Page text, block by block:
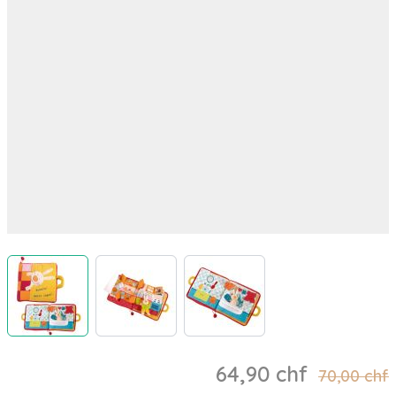
View larger imageView larger image
70,00 chf
64,90 chf